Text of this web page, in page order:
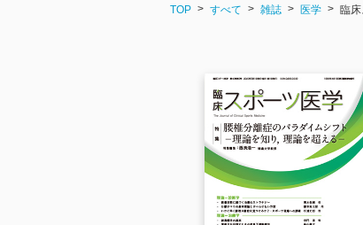
TOP すべて 雑誌 医学 臨